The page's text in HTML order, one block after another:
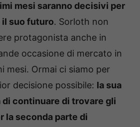
mesi saranno decisivi per
il suo futuro. Sorloth non
protagonista anche in
occasione di mercato in
mesi. Ormai ci siamo per
decisione possibile: la sua
continuare di trovare gli
la seconda parte di